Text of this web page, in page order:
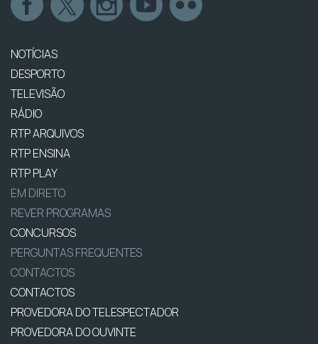
NOTÍCIAS
DESPORTO
TELEVISÃO
RÁDIO
RTP ARQUIVOS
RTP ENSINA
RTP PLAY
EM DIRETO
REVER PROGRAMAS
CONCURSOS
PERGUNTAS FREQUENTES
CONTACTOS
CONTACTOS
PROVEDORA DO TELESPECTADOR
PROVEDORA DO OUVINTE